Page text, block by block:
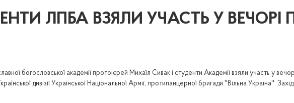
ЛПБА ВЗЯЛИ УЧАСТЬ У ВЕЧОРІ
богословської академії протоієрей Михаїл Сивак і студенти Академії взяли участь у
дивізії Української Національної Армії, протипанцерної бригади ''Вільна Україна''.